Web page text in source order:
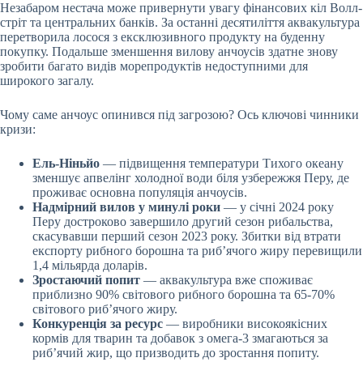
Незабаром нестача може привернути увагу фінансових кіл Волл-
стріт та центральних банків. За останні десятиліття аквакультура
перетворила лосося з ексклюзивного продукту на буденну
покупку. Подальше зменшення вилову анчоусів здатне знову
зробити багато видів морепродуктів недоступними для
широкого загалу.
Чому саме анчоус опинився під загрозою? Ось ключові чинники
кризи:
Ель-Ніньйо — підвищення температури Тихого океану
зменшує апвелінг холодної води біля узбережжя Перу, де
проживає основна популяція анчоусів.
Надмірний вилов у минулі роки — у січні 2024 року
Перу достроково завершило другий сезон рибальства,
скасувавши перший сезон 2023 року. Збитки від втрати
експорту рибного борошна та риб’ячого жиру перевищили
1,4 мільярда доларів.
Зростаючий попит — аквакультура вже споживає
приблизно 90% світового рибного борошна та 65-70%
світового риб’ячого жиру.
Конкуренція за ресурс — виробники високоякісних
кормів для тварин та добавок з омега-3 змагаються за
риб’ячий жир, що призводить до зростання попиту.